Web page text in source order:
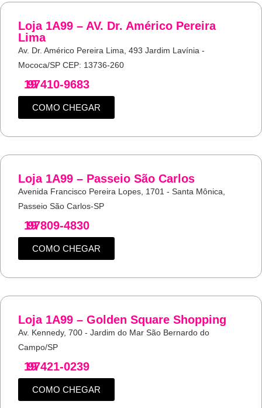
Loja 1A99 – AV. Dr. Américo Pereira
Lima
Av. Dr. Américo Pereira Lima, 493 Jardim Lavínia -
Mococa/SP CEP: 13736-260
19
97410-9683
COMO CHEGAR
Loja 1A99 – Passeio São Carlos
Avenida Francisco Pereira Lopes, 1701 - Santa Mônica,
Passeio São Carlos-SP
19
97809-4830
COMO CHEGAR
Loja 1A99 – Golden Square Shopping
Av. Kennedy, 700 - Jardim do Mar São Bernardo do
Campo/SP
19
97421-0239
COMO CHEGAR